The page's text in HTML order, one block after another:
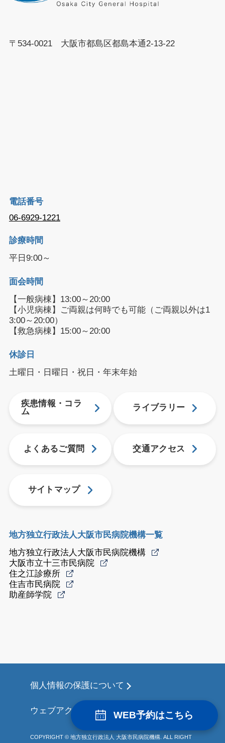
WEB予約はこちら
〒534-0021 大阪市都島区都島本通2-13-22
電話番号
06-6929-1221
診療時間
平日9:00～
面会時間
【一般病棟】13:00～20:00
【小児病棟】ご両親は何時でも可能（ご両親以外は1
3:00～20:00）
【救急病棟】15:00～20:00
休診日
土曜日・日曜日・祝日・年末年始
疾患情報・コラ
ム
ライブラリー
よくあるご質問 交通アクセス
サイトマップ
地方独立行政法人大阪市民病院機構一覧
地方独立行政法人大阪市民病院機構
大阪市立十三市民病院
住之江診療所
住吉市民病院
助産師学院
個人情報の保護について
ウェブアクセシビリティについて
COPYRIGHT © 地方独立行政法人 大阪市民病院機構. ALL RIGHT